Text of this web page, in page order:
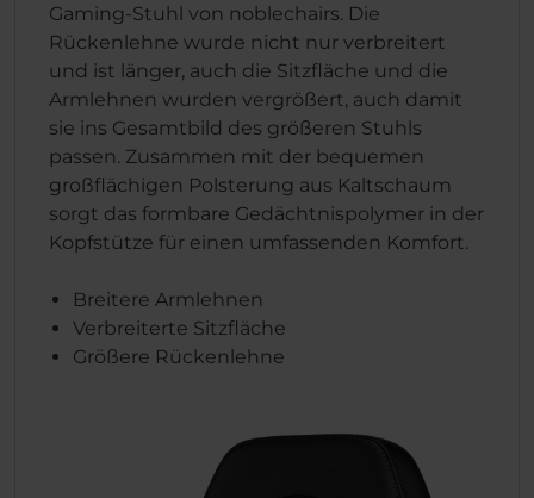
Gaming-Stuhl von noblechairs. Die
Rückenlehne wurde nicht nur verbreitert
und ist länger, auch die Sitzfläche und die
Armlehnen wurden vergrößert, auch damit
sie ins Gesamtbild des größeren Stuhls
passen. Zusammen mit der bequemen
großflächigen Polsterung aus Kaltschaum
sorgt das formbare Gedächtnispolymer in der
Kopfstütze für einen umfassenden Komfort.
Breitere Armlehnen
Verbreiterte Sitzfläche
Größere Rückenlehne